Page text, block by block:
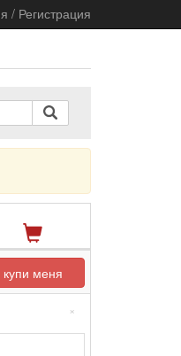
/ Регистрация
купи меня
×